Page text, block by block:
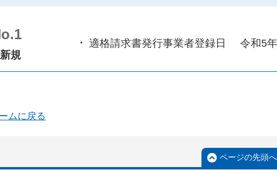
新規
適格請求書発行事業者登録日 令和5
ムに戻る
ページの先頭